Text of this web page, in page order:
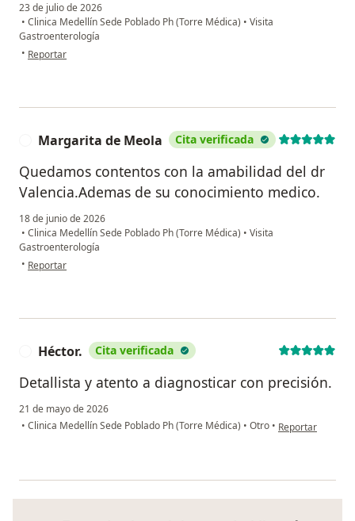
23 de julio de 2026
• Clinica Medellín Sede Poblado Ph (Torre Médica) • Visita
Gastroenterología
• en opinión del usuario Brayan
Reportar
Margarita de Meola Cita verificada
Quedamos contentos con la amabilidad del dr
Valencia.Ademas de su conocimiento medico.
18 de junio de 2026
• Clinica Medellín Sede Poblado Ph (Torre Médica) • Visita
Gastroenterología
• en opinión del usuario Margarita de Meola
Reportar
Héctor. Cita verificada
Detallista y atento a diagnosticar con precisión.
21 de mayo de 2026
• Clinica Medellín Sede Poblado Ph (Torre Médica) • Otro • en opinión del
Reportar